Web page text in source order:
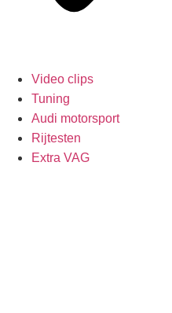
Video clips
Tuning
Audi motorsport
Rijtesten
Extra VAG